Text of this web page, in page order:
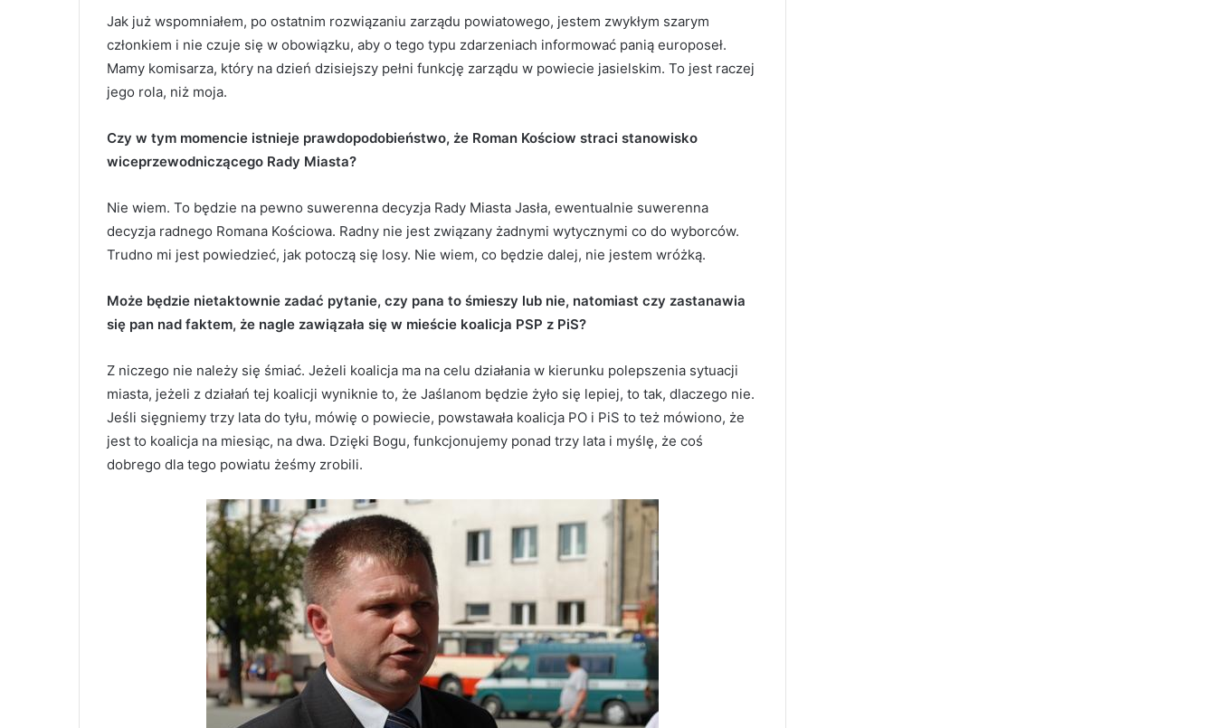
Jak już wspomniałem, po ostatnim rozwiązaniu zarządu powiatowego, jestem zwykłym szarym
członkiem i nie czuje się w obowiązku, aby o tego typu zdarzeniach informować panią europoseł.
Mamy komisarza, który na dzień dzisiejszy pełni funkcję zarządu w powiecie jasielskim. To jest raczej
jego rola, niż moja.
Czy w tym momencie istnieje prawdopodobieństwo, że Roman Kościow straci stanowisko
wiceprzewodniczącego Rady Miasta?
Nie wiem. To będzie na pewno suwerenna decyzja Rady Miasta Jasła, ewentualnie suwerenna
decyzja radnego Romana Kościowa. Radny nie jest związany żadnymi wytycznymi co do wyborców.
Trudno mi jest powiedzieć, jak potoczą się losy. Nie wiem, co będzie dalej, nie jestem wróżką.
Może będzie nietaktownie zadać pytanie, czy pana to śmieszy lub nie, natomiast czy zastanawia
się pan nad faktem, że nagle zawiązała się w mieście koalicja PSP z PiS?
Z niczego nie należy się śmiać. Jeżeli koalicja ma na celu działania w kierunku polepszenia sytuacji
miasta, jeżeli z działań tej koalicji wyniknie to, że Jaślanom będzie żyło się lepiej, to tak, dlaczego nie.
Jeśli sięgniemy trzy lata do tyłu, mówię o powiecie, powstawała koalicja PO i PiS to też mówiono, że
jest to koalicja na miesiąc, na dwa. Dzięki Bogu, funkcjonujemy ponad trzy lata i myślę, że coś
dobrego dla tego powiatu żeśmy zrobili.